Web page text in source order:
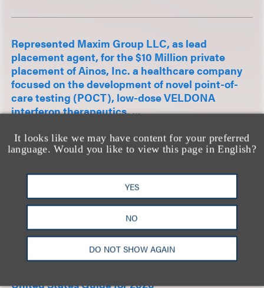
It looks like we may have content for your preferred
language. Would you like to view this page in English?
YES
NO
DO NOT SHOW AGAIN
Represented Maxim Group LLC, as lead
placement agent, for the $10 Million private
placement of Ainos, Inc. a healthcare company
focused on the development of novel point-of-
care testing (POCT), low-dose VELDONA
interferon therapeutics, ...
查看更多经验
新闻和灼见
United States Guide for 2026